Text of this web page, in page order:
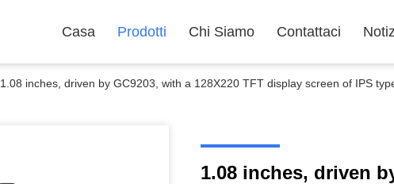
Casa Prodotti Chi Siamo Contattaci
1.08 inches, driven by GC9203, with a 128X220 TFT display screen of IPS
1.08 inches, driven